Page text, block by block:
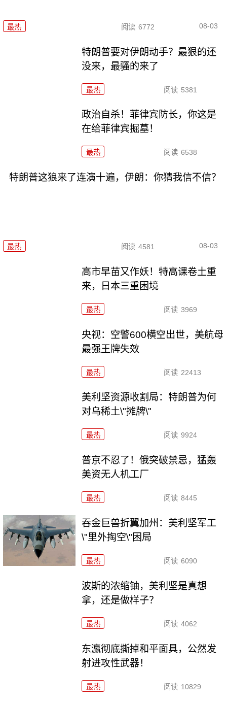
最热 阅读 6772 08-03
特朗普要对伊朗动手？最狠的还
没来，最骚的来了
最热 阅读 5381
政治自杀！菲律宾防长，你这是
在给菲律宾掘墓！
最热 阅读 6538
特朗普这狼来了连演十遍，伊朗：你猜我信不信？
最热 阅读 4581 08-03
高市早苗又作妖！特高课卷土重
来，日本三重困境
最热 阅读 3969
央视：空警600横空出世，美航母
最强王牌失效
最热 阅读 22413
美利坚资源收割局：特朗普为何
对乌稀土\"摊牌\"
最热 阅读 9924
普京不忍了！俄突破禁忌，猛轰
美资无人机工厂
最热 阅读 8445
吞金巨兽折翼加州：美利坚军工
\"里外掏空\"困局
最热 阅读 6090
波斯的浓缩铀，美利坚是真想
拿，还是做样子？
最热 阅读 4062
东瀛彻底撕掉和平面具，公然发
射进攻性武器！
最热 阅读 10829